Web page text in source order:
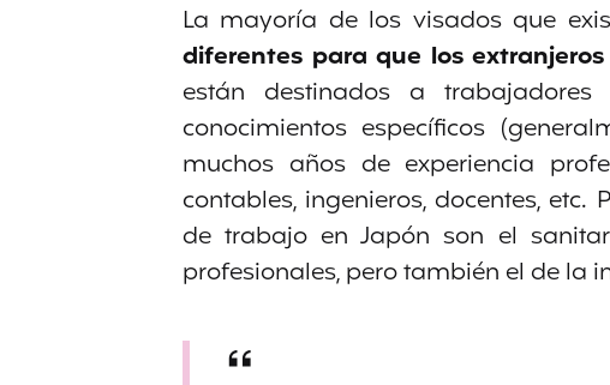
La mayoría de los visados que
diferentes para que los
están destinados a
conocimientos específicos
muchos años de experiencia
contables, ingenieros, docentes,
de trabajo en Japón son el
profesionales, pero también el de la